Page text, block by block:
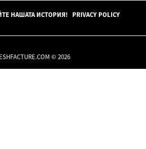
НАШАТА ИСТОРИЯ! PRIVACY POLICY
© 2026